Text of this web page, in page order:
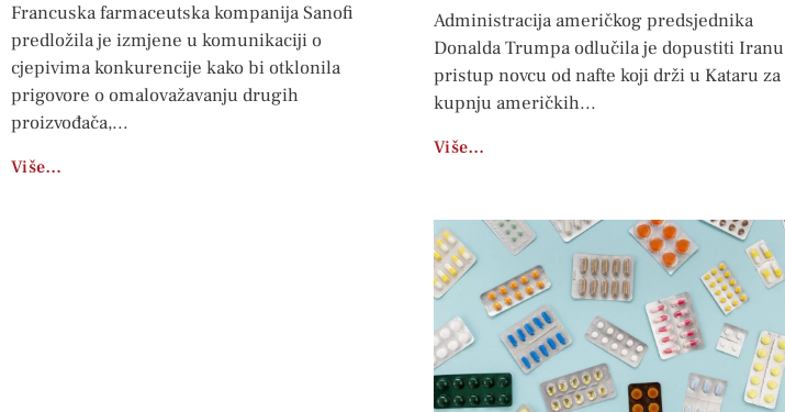
Francuska farmaceutska kompanija Sanofi
predložila je izmjene u komunikaciji o
cjepivima konkurencije kako bi otklonila
prigovore o omalovažavanju drugih
proizvođača,
Više…
Administracija američkog predsjednika
Donalda Trumpa odlučila je dopustiti Iranu
pristup novcu od nafte koji drži u Kataru za
kupnju američkih
Više…